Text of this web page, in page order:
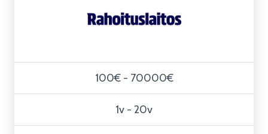
100€ - 70000€
1v - 20v